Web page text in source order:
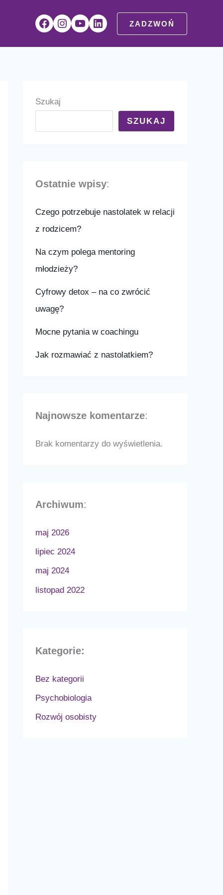
Facebook
Instagram
YouTubeLinkedInZADZWOŃ
Szukaj
SZUKAJ
Ostatnie wpisy:
Czego potrzebuje nastolatek w relacji
z rodzicem?
Na czym polega mentoring
młodzieży?
Cyfrowy detox – na co zwrócić
uwagę?
Mocne pytania w coachingu
Jak rozmawiać z nastolatkiem?
Najnowsze komentarze:
Brak komentarzy do wyświetlenia.
Archiwum:
maj 2026
lipiec 2024
maj 2024
listopad 2022
Kategorie:
Bez kategorii
Psychobiologia
Rozwój osobisty